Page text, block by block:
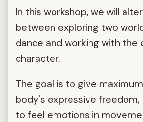
In this workshop, we will
between exploring two
dance and working with the
character.
The goal is to give
body's expressive
to feel emotions in